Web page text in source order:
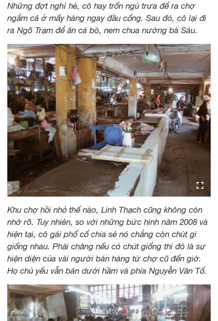
Những đợt nghỉ hè, cô hay trốn ngủ trưa để ra chợ
ngắm cá ở mấy hàng ngay đầu cổng. Sau đó, cô lại đi
ra Ngõ Trạm để ăn cá bò, nem chua nướng bà Sáu.
Khu chợ hồi nhỏ thế nào, Linh Thạch cũng không còn
nhớ rõ. Tuy nhiên, so với những bức hình năm 2008 và
hiện tại, cô gái phố cổ chia sẻ nó chẳng còn chút gì
giống nhau. Phải chăng nếu có chút giống thì đó là sự
hiện diện của vài người bán hàng từ chợ cũ đến giờ.
Họ chủ yếu vẫn bán dưới hầm và phía Nguyễn Văn Tố.